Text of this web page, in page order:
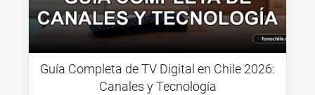
Guía Completa de TV Digital en Chile 2026:
Canales y Tecnología